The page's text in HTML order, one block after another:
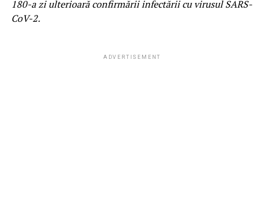
180-a zi ulterioară confirmării infectării cu virusul SARS-
CoV-2.
ADVERTISEMENT